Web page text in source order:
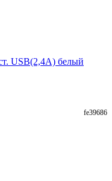
USB(2,4А) белый
fe39686